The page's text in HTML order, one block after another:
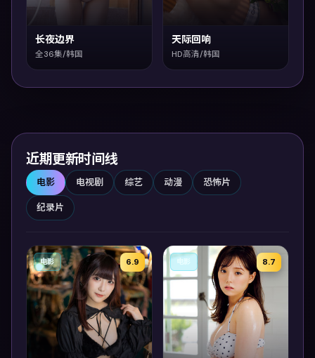
长夜边界
全36集/韩国
天际回响
HD高清/韩国
近期更新时间线
电影 电视剧 综艺 动漫 恐怖片
纪录片
6.9
电影 8.7
电影